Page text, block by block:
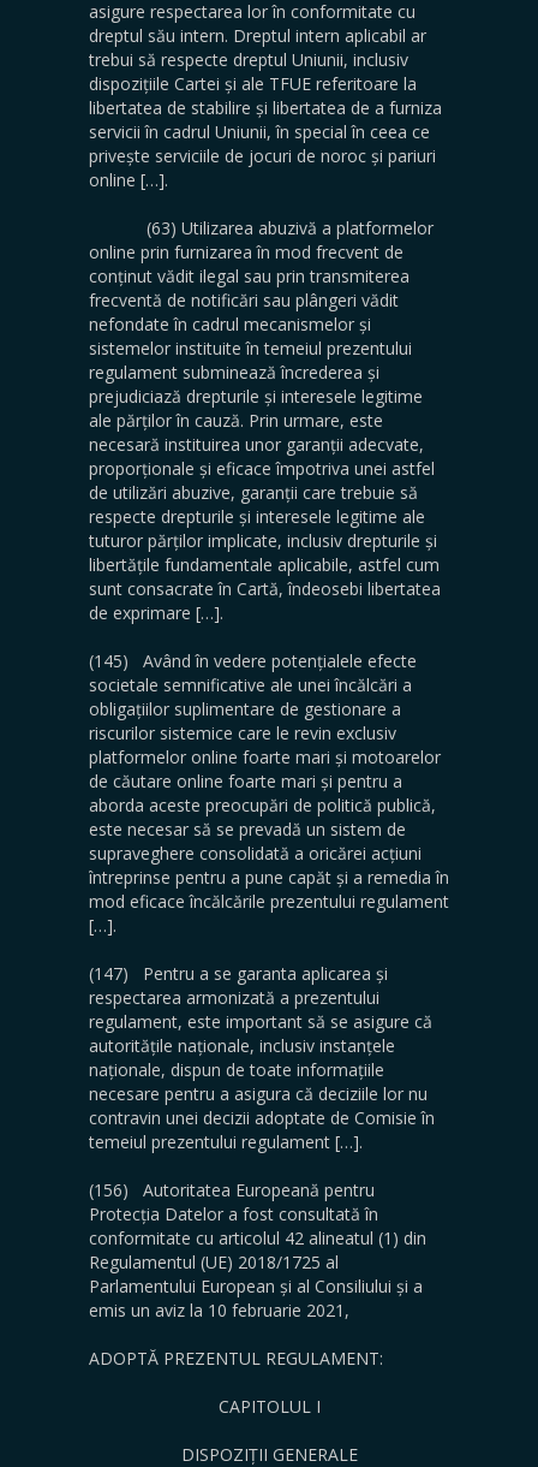
asigure respectarea lor în conformitate cu
dreptul său intern. Dreptul intern aplicabil ar
trebui să respecte dreptul Uniunii, inclusiv
dispozițiile Cartei și ale TFUE referitoare la
libertatea de stabilire și libertatea de a furniza
servicii în cadrul Uniunii, în special în ceea ce
privește serviciile de jocuri de noroc și pariuri
online […].
(63) Utilizarea abuzivă a platformelor
online prin furnizarea în mod frecvent de
conținut vădit ilegal sau prin transmiterea
frecventă de notificări sau plângeri vădit
nefondate în cadrul mecanismelor și
sistemelor instituite în temeiul prezentului
regulament subminează încrederea și
prejudiciază drepturile și interesele legitime
ale părților în cauză. Prin urmare, este
necesară instituirea unor garanții adecvate,
proporționale și eficace împotriva unei astfel
de utilizări abuzive, garanții care trebuie să
respecte drepturile și interesele legitime ale
tuturor părților implicate, inclusiv drepturile și
libertățile fundamentale aplicabile, astfel cum
sunt consacrate în Cartă, îndeosebi libertatea
de exprimare […].
(145) Având în vedere potențialele efecte
societale semnificative ale unei încălcări a
obligațiilor suplimentare de gestionare a
riscurilor sistemice care le revin exclusiv
platformelor online foarte mari și motoarelor
de căutare online foarte mari și pentru a
aborda aceste preocupări de politică publică,
este necesar să se prevadă un sistem de
supraveghere consolidată a oricărei acțiuni
întreprinse pentru a pune capăt și a remedia în
mod eficace încălcările prezentului regulament
[…].
(147) Pentru a se garanta aplicarea și
respectarea armonizată a prezentului
regulament, este important să se asigure că
autoritățile naționale, inclusiv instanțele
naționale, dispun de toate informațiile
necesare pentru a asigura că deciziile lor nu
contravin unei decizii adoptate de Comisie în
temeiul prezentului regulament […].
(156) Autoritatea Europeană pentru
Protecția Datelor a fost consultată în
conformitate cu articolul 42 alineatul (1) din
Regulamentul (UE) 2018/1725 al
Parlamentului European și al Consiliului și a
emis un aviz la 10 februarie 2021,
ADOPTĂ PREZENTUL REGULAMENT:
CAPITOLUL I
DISPOZIȚII GENERALE